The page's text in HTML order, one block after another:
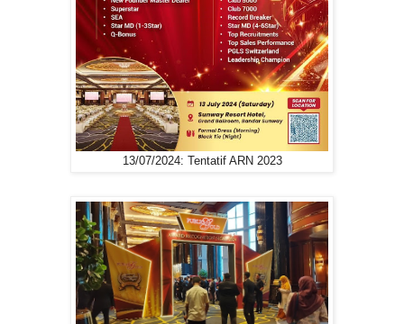
13/07/2024: Tentatif ARN 2023